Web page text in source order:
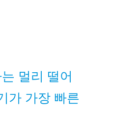
멀리 떨어
가 가장 빠른